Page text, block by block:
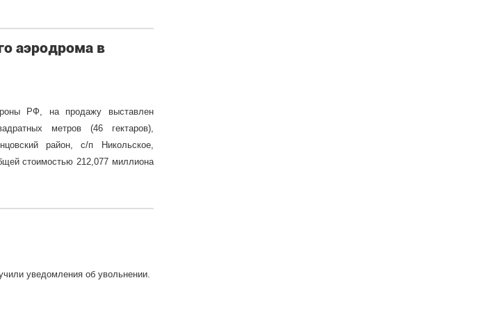
аэродрома в
РФ, на продажу выставлен
метров (46 гектаров),
район, с/п Никольское,
стоимостью 212,077 миллиона
уведомления об увольнении.